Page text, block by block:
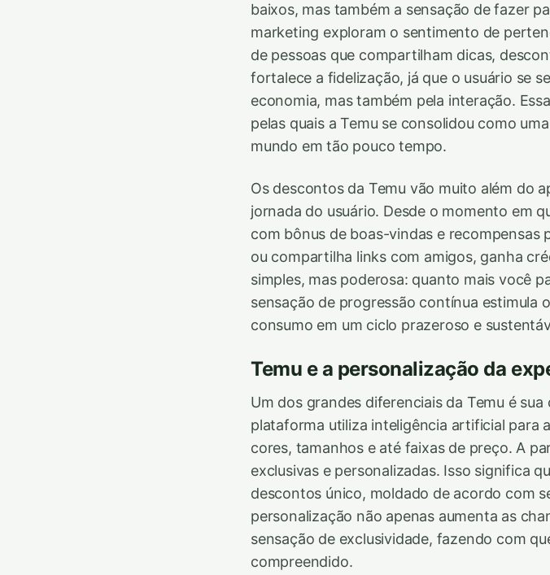
baixos, mas também a sensação de fazer
marketing exploram o sentimento de
de pessoas que compartilham dicas,
fortalece a fidelização, já que o usuário se
economia, mas também pela interação.
pelas quais a Temu se consolidou como
mundo em tão pouco tempo.
Os descontos da Temu vão muito além do
jornada do usuário. Desde o momento em
com bônus de boas-vindas e recompensas
ou compartilha links com amigos, ganha
simples, mas poderosa: quanto mais você
sensação de progressão contínua
consumo em um ciclo prazeroso e
Temu e a personalização da
Um dos grandes diferenciais da Temu é
plataforma utiliza inteligência artificial para
cores, tamanhos e até faixas de preço. A
exclusivas e personalizadas. Isso significa
descontos único, moldado de acordo com
personalização não apenas aumenta as
sensação de exclusividade, fazendo com
compreendido.